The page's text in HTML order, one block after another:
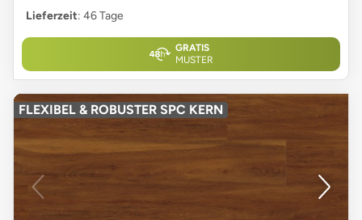
Lieferzeit: 46 Tage
GRATIS
MUSTER
FLEXIBEL & ROBUSTER SPC KERN